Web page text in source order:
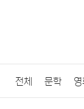
전체 문학